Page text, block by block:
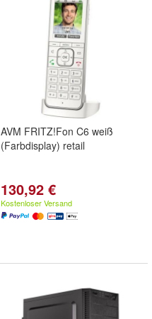
AVM FRITZ!Fon C6 weiß
(Farbdisplay) retail
130,92 €
Kostenloser Versand